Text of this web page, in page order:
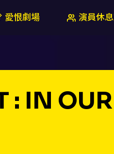
愛恨劇場 演員休
: IN